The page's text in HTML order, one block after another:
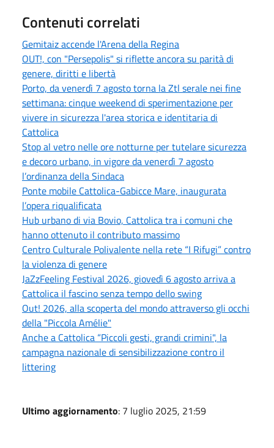
Contenuti correlati
Gemitaiz accende l'Arena della Regina
OUT!, con "Persepolis" si riflette ancora su parità di
genere, diritti e libertà
Porto, da venerdì 7 agosto torna la Ztl serale nei fine
settimana: cinque weekend di sperimentazione per
vivere in sicurezza l'area storica e identitaria di
Cattolica
Stop al vetro nelle ore notturne per tutelare sicurezza
e decoro urbano, in vigore da venerdì 7 agosto
l’ordinanza della Sindaca
Ponte mobile Cattolica-Gabicce Mare, inaugurata
l’opera riqualificata
Hub urbano di via Bovio, Cattolica tra i comuni che
hanno ottenuto il contributo massimo
Centro Culturale Polivalente nella rete “I Rifugi” contro
la violenza di genere
JaZzFeeling Festival 2026, giovedì 6 agosto arriva a
Cattolica il fascino senza tempo dello swing
Out! 2026, alla scoperta del mondo attraverso gli occhi
della "Piccola Amélie"
Anche a Cattolica “Piccoli gesti, grandi crimini", la
campagna nazionale di sensibilizzazione contro il
littering
Ultimo aggiornamento: 7 luglio 2025, 21:59